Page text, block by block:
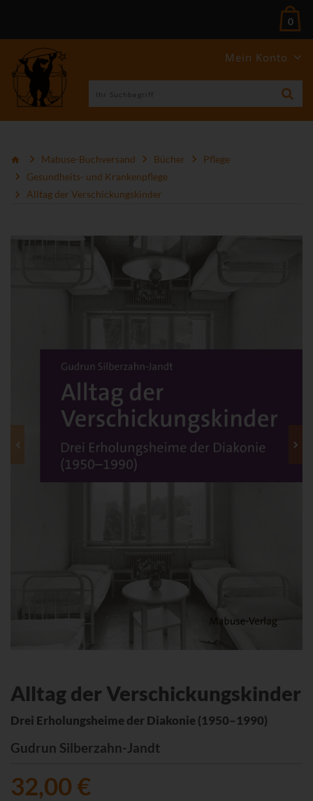
Mein Konto
0
Mabuse-Buchversand Bücher
Pflege
Gesundheits- und Krankenpflege
Alltag der Verschickungskinder
Alltag der Verschickungskinder
Drei Erholungsheime der Diakonie (1950–1990)
Gudrun Silberzahn-Jandt
32,00 €